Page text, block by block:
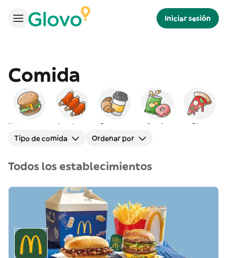
Iniciar sesión
Comida
Americana Desayuno Snacks Pizza
Tipo de comida Ordenar por
Todos los establecimientos